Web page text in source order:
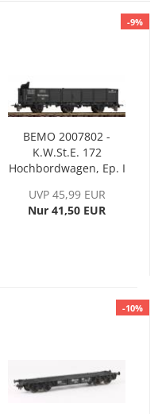
-9%
BEMO 2007802 -
K.W.St.E. 172
Hochbordwagen, Ep. I
UVP 45,99 EUR
Nur 41,50 EUR
-10%